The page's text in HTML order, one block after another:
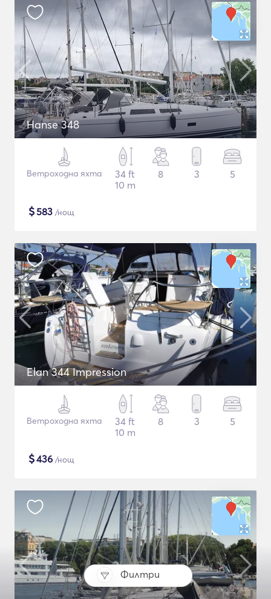
Филтри
Hanse 348
Ветроходна яхта
34 ft
10 m
8 3 5
$583 /нощ
Elan 344 Impression
Ветроходна яхта
34 ft
10 m
8 3 5
$436 /нощ